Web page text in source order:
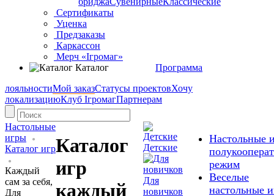
Сертификаты
Уценка
Предзаказы
Каркассон
Мерч «Ігромаг»
Каталог
Программа
лояльностиМой заказСтатусы проектовХочу
локализациюКлуб ІгромагПартнерам
Настольные
игры
Каталог игр
Каждый
сам за себя,
Для
Каталог
игр
каждый
Детские
Для
новичков
Настольные
режим
Веселые
настольные